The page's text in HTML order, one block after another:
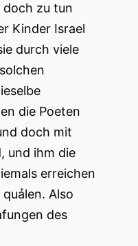
doch zu tun
Kinder Israel
durch viele
die Poeten
doch mit
und ihm die
erreichen
Also
des